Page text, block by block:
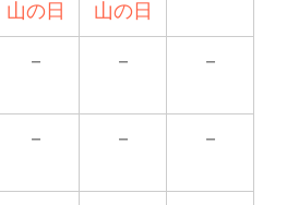
山の日
山の日
－ － －
－ － －